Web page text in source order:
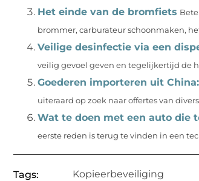
Het einde van de bromfiets
brommer, carburateur schoonmaken,
Veilige desinfectie via een
veilig gevoel geven en tegelijkertijd de
Goederen importeren uit
uiteraard op zoek naar offertes van
Wat te doen met een auto die
eerste reden is terug te vinden in een
Tags: Kopieerbeveiliging